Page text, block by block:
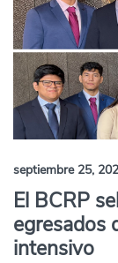
septiembre 25,
El BCRP
egresados
intensivo